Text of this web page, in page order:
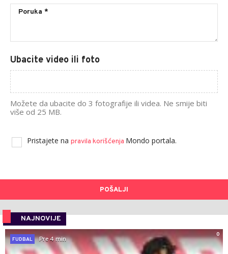
Ubacite video ili foto
Možete da ubacite do 3 fotografije ili videa. Ne smije biti
više od 25 MB.
Pristajete na pravila korišćenja Mondo portala.
POŠALJI
NAJNOVIJE
0
FUDBAL
Pre 4 min